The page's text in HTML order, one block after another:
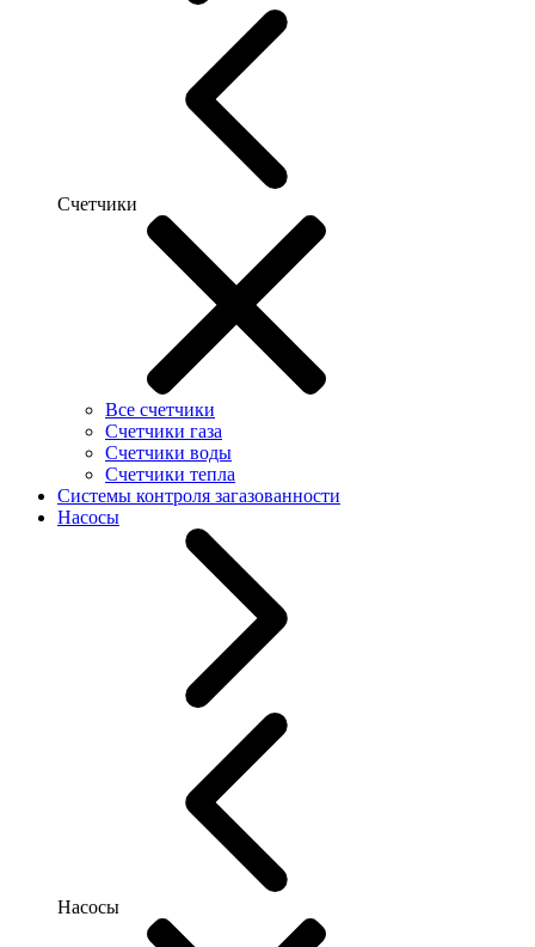
Счетчики
Все счетчики
Счетчики газа
Счетчики воды
Счетчики тепла
Системы контроля загазованности
Насосы
Насосы